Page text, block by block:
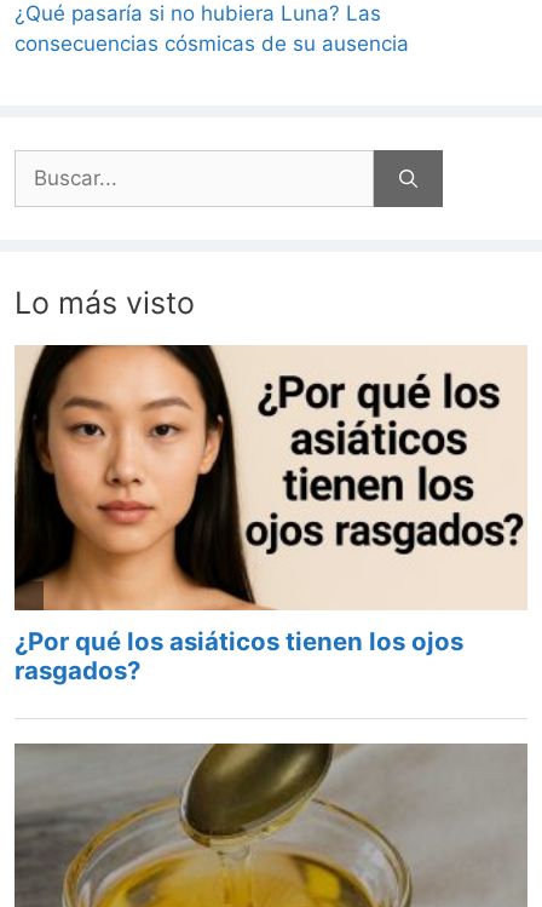
¿Qué pasaría si no hubiera Luna? Las
consecuencias cósmicas de su ausencia
Buscar:
Lo más visto